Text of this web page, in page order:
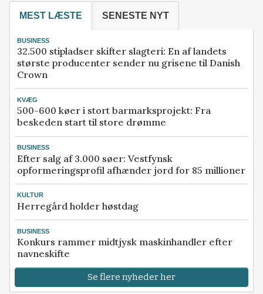
MEST LÆSTE SENESTE NYT
BUSINESS
32.500 stipladser skifter slagteri: En af landets
største producenter sender nu grisene til Danish
Crown
KVÆG
500-600 køer i stort barmarksprojekt: Fra
beskeden start til store drømme
BUSINESS
Efter salg af 3.000 søer: Vestfynsk
opformeringsprofil afhænder jord for 85 millioner
KULTUR
Herregård holder høstdag
BUSINESS
Konkurs rammer midtjysk maskinhandler efter
navneskifte
Se flere nyheder her